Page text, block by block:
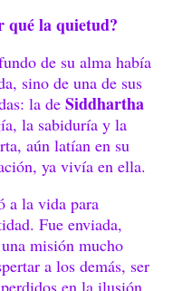
qué la quietud?
de su alma había
sino de una de sus
la de Siddhartha
la sabiduría y la
aún latían en su
ya vivía en ella.
a la vida para
Fue enviada,
misión mucho
a los demás, ser